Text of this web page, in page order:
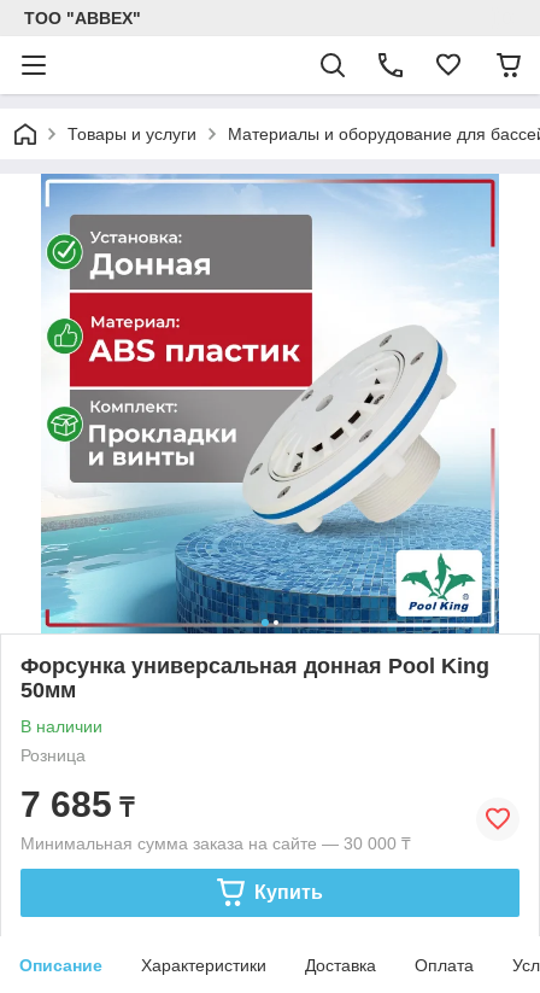
ТОО "ABBEX"
Товары и услуги Материалы и оборудование для
Форсунка универсальная донная Pool King
50мм
В наличии
Розница
7 685 ₸
Минимальная сумма заказа на сайте — 30 000 ₸
Купить
Описание Характеристики Доставка Оплата